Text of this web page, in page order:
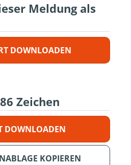
Meldung als
DOWNLOADEN
Zeichen
DOWNLOADEN
KOPIEREN